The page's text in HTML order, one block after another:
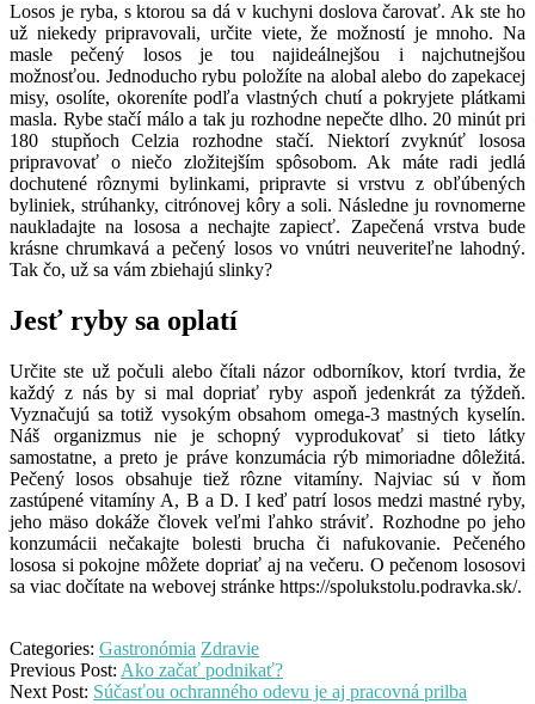
Losos je ryba, s ktorou sa dá v kuchyni doslova čarovať. Ak ste ho
už niekedy pripravovali, určite viete, že možností je mnoho. Na
masle pečený losos je tou najideálnejšou i najchutnejšou
možnosťou. Jednoducho rybu položíte na alobal alebo do zapekacej
misy, osolíte, okoreníte podľa vlastných chutí a pokryjete plátkami
masla. Rybe stačí málo a tak ju rozhodne nepečte dlho. 20 minút pri
180 stupňoch Celzia rozhodne stačí. Niektorí zvyknúť lososa
pripravovať o niečo zložitejším spôsobom. Ak máte radi jedlá
dochutené rôznymi bylinkami, pripravte si vrstvu z obľúbených
byliniek, strúhanky, citrónovej kôry a soli. Následne ju rovnomerne
naukladajte na lososa a nechajte zapiecť. Zapečená vrstva bude
krásne chrumkavá a pečený losos vo vnútri neuveriteľne lahodný.
Tak čo, už sa vám zbiehajú slinky?
Jesť ryby sa oplatí
Určite ste už počuli alebo čítali názor odborníkov, ktorí tvrdia, že
každý z nás by si mal dopriať ryby aspoň jedenkrát za týždeň.
Vyznačujú sa totiž vysokým obsahom omega-3 mastných kyselín.
Náš organizmus nie je schopný vyprodukovať si tieto látky
samostatne, a preto je práve konzumácia rýb mimoriadne dôležitá.
Pečený losos obsahuje tiež rôzne vitamíny. Najviac sú v ňom
zastúpené vitamíny A, B a D. I keď patrí losos medzi mastné ryby,
jeho mäso dokáže človek veľmi ľahko stráviť. Rozhodne po jeho
konzumácii nečakajte bolesti brucha či nafukovanie. Pečeného
lososa si pokojne môžete dopriať aj na večeru. O pečenom lososovi
sa viac dočítate na webovej stránke https://spolukstolu.podravka.sk/.
Categories: Gastronómia Zdravie
Previous Post: Ako začať podnikať?
Next Post: Súčasťou ochranného odevu je aj pracovná prilba